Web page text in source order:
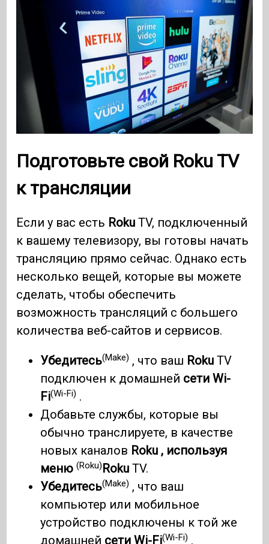
Подготовьте свой Roku TV
к трансляции
Если у вас есть Roku TV, подключенный
к вашему телевизору, вы готовы начать
трансляцию прямо сейчас. Однако есть
несколько вещей, которые вы можете
сделать, чтобы обеспечить
возможность трансляций с большего
количества веб-сайтов и сервисов.
Убедитесь(Make) , что ваш Roku TV
подключен к домашней сети Wi-
Fi(Wi-Fi) .
Добавьте службы, которые вы
обычно транслируете, в качестве
новых каналов Roku , используя
меню(Roku)Roku TV.
Убедитесь(Make) , что ваш
компьютер или мобильное
устройство подключены к той же
домашней сети Wi-Fi(Wi-Fi) .